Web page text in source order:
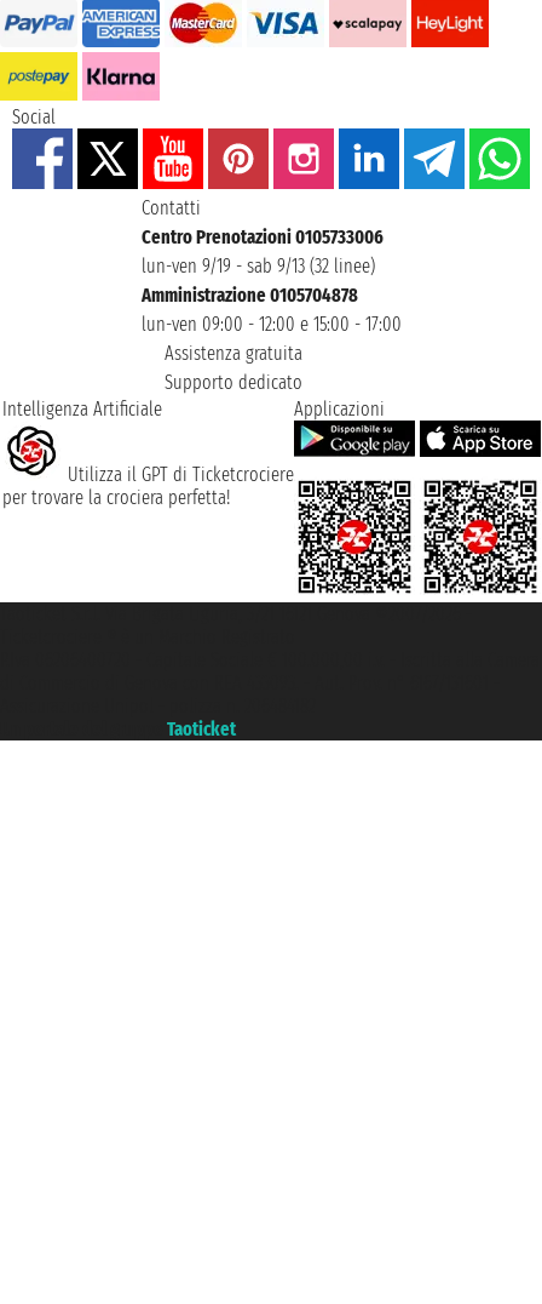
Social
Contatti
Centro Prenotazioni 0105733006
lun-ven 9/19 - sab 9/13 (32 linee)
Amministrazione 0105704878
lun-ven 09:00 - 12:00 e 15:00 - 17:00
Assistenza gratuita
Supporto dedicato
Intelligenza Artificiale
Utilizza il GPT di Ticketcrociere
per trovare la crociera perfetta!
Applicazioni
Taoticket